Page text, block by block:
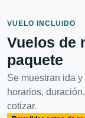
VUELO INCLUIDO
Vuelos de
paquete
Se muestran ida
horarios,
cotizar.